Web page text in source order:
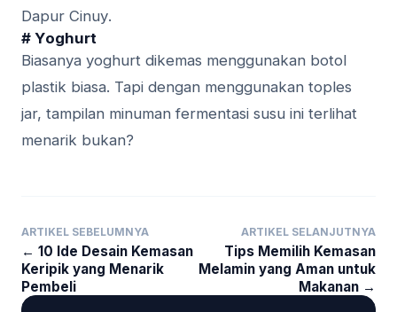
Dарur Cіnuу.
# Yоghurt
Biasanya yoghurt dikemas menggunakan botol
plastik biasa. Tapi dengan menggunakan toples
jar, tampilan minuman fermentasi susu ini terlihat
menarik bukan?
ARTIKEL SEBELUMNYA
← 10 Ide Desain Kemasan
Keripik yang Menarik
Pembeli
ARTIKEL SELANJUTNYA
Tips Memilih Kemasan
Melamin yang Aman untuk
Makanan →